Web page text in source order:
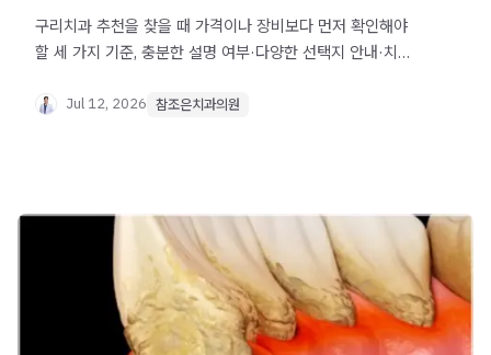
구리치과 추천을 찾을 때 가격이나 장비보다 먼저 확인해야
할 세 가지 기준, 충분한 설명 여부·다양한 선택지 안내·치료
실질적인 도움이 됩니다.
Jul 12, 2026 참조은치과의원